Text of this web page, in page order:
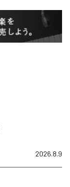
2026.8.9